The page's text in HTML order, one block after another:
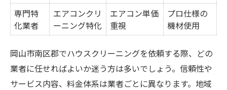
効率よく家中きれいにする段取り術
エアコンや洗濯機も一括で依頼可能？
プロによるハウスクリーニングで即効リセット
短期間でリビングが生まれ変わる理由
専門特
化業者
エアコンクリ
ーニング特化
エアコン単価
重視
プロ仕様の
機材使用
岡山市南区郡でハウスクリーニングを依頼する際、どの
業者に任せればよいか迷う方は多いでしょう。信頼性や
サービス内容、料金体系は業者ごとに異なります。地域